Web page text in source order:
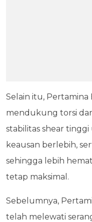
Selain itu,
mendukung torsi
stabilitas shear
keausan berlebih,
sehingga lebih
tetap maksimal.
Sebelumnya,
telah melewati